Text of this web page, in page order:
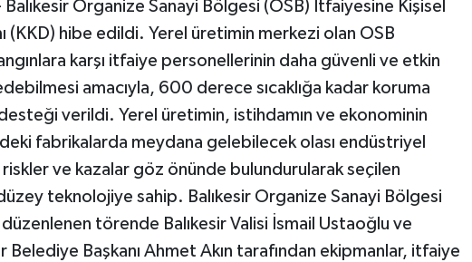
Balıkesir Organize Sanayi Bölgesi (OSB) İtfaiyesine Kişisel
(KKD) hibe edildi. Yerel üretimin merkezi olan OSB
karşı itfaiye personellerinin daha güvenli ve etkin
amacıyla, 600 derece sıcaklığa kadar koruma
verildi. Yerel üretimin, istihdamın ve ekonominin
fabrikalarda meydana gelebilecek olası endüstriyel
riskler ve kazalar göz önünde bulundurularak seçilen
teknolojiye sahip. Balıkesir Organize Sanayi Bölgesi
törende Balıkesir Valisi İsmail Ustaoğlu ve
Belediye Başkanı Ahmet Akın tarafından ekipmanlar, itfaiye